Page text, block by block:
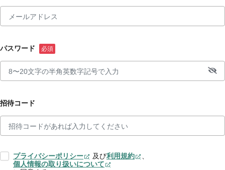
パスワード
招待コード
プライバシーポリシー 及び利用規約
、
個人情報の取り扱いについて